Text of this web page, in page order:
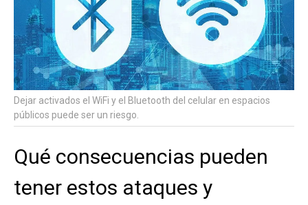
Dejar activados el WiFi y el Bluetooth del celular en espacios
públicos puede ser un riesgo.
Qué consecuencias pueden
tener estos ataques y